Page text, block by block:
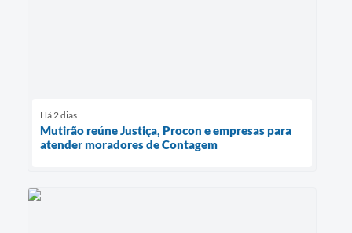
Há 2 dias
Mutirão reúne Justiça, Procon e empresas para
atender moradores de Contagem